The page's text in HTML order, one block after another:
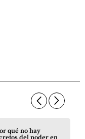
arrow_forward_ios
qué no hay
del poder en
arrow_forward_ios